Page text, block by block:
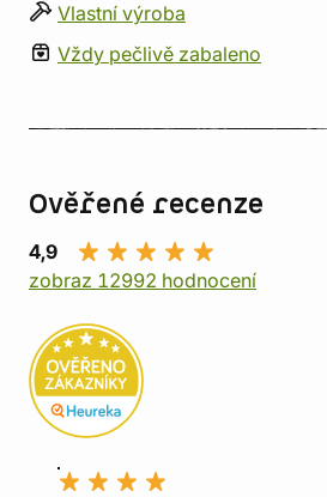
Vlastní výroba
Vždy pečlivě zabaleno
Ověřené recenze
4,9
zobraz 12992 hodnocení